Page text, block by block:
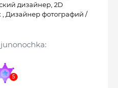
дизайнер, 2D
, Дизайнер фотографий /